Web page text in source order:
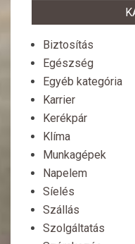
Biztosítás
Egészség
Egyéb kategória
Karrier
Kerékpár
Klíma
Munkagépek
Napelem
Síelés
Szállás
Szolgáltatás